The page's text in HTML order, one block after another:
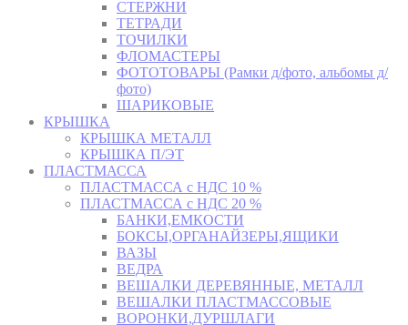
СТЕРЖНИ
ТЕТРАДИ
ТОЧИЛКИ
ФЛОМАСТЕРЫ
ФОТОТОВАРЫ (Рамки д/фото, альбомы д/
фото)
ШАРИКОВЫЕ
КРЫШКА
КРЫШКА МЕТАЛЛ
КРЫШКА П/ЭТ
ПЛАСТМАССА
ПЛАСТМАССА с НДС 10 %
ПЛАСТМАССА с НДС 20 %
БАНКИ,ЕМКОСТИ
БОКСЫ,ОРГАНАЙЗЕРЫ,ЯЩИКИ
ВАЗЫ
ВЕДРА
ВЕШАЛКИ ДЕРЕВЯННЫЕ, МЕТАЛЛ
ВЕШАЛКИ ПЛАСТМАССОВЫЕ
ВОРОНКИ,ДУРШЛАГИ